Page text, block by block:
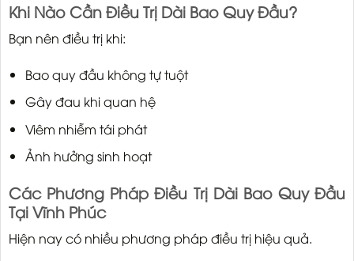
Khi Nào Cần Điều Trị Dài Bao Quy Đầu?
Bạn nên điều trị khi:
Bao quy đầu không tự tuột
Gây đau khi quan hệ
Viêm nhiễm tái phát
Ảnh hưởng sinh hoạt
Các Phương Pháp Điều Trị Dài Bao Quy Đầu
Tại Vĩnh Phúc
Hiện nay có nhiều phương pháp điều trị hiệu quả.